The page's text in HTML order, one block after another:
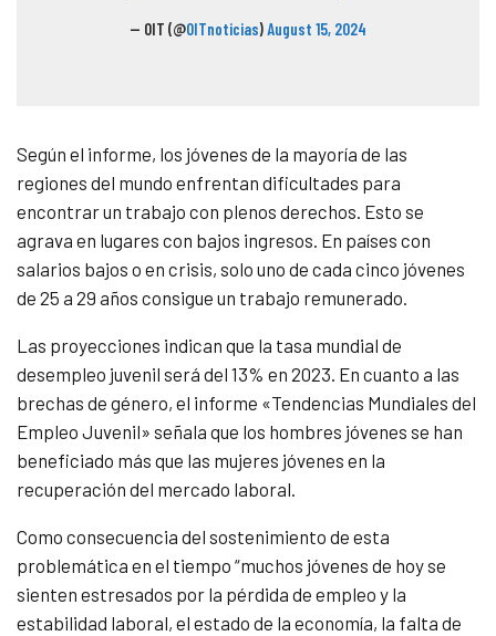
— OIT (@OITnoticias)August 15, 2024
Según el informe, los jóvenes de la mayoría de las
regiones del mundo enfrentan dificultades para
encontrar un trabajo con plenos derechos. Esto se
agrava en lugares con bajos ingresos. En países con
salarios bajos o en crisis, solo uno de cada cinco jóvenes
de 25 a 29 años consigue un trabajo remunerado.
Las proyecciones indican que la tasa mundial de
desempleo juvenil será del 13% en 2023. En cuanto a las
brechas de género, el informe «Tendencias Mundiales del
Empleo Juvenil» señala que los hombres jóvenes se han
beneficiado más que las mujeres jóvenes en la
recuperación del mercado laboral.
Como consecuencia del sostenimiento de esta
problemática en el tiempo “muchos jóvenes de hoy se
sienten estresados por la pérdida de empleo y la
estabilidad laboral, el estado de la economía, la falta de